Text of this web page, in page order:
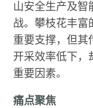
山安全生产及
战。攀枝花丰富
重要支撑，但其
开采效率低下，
重要因素。
痛点聚焦